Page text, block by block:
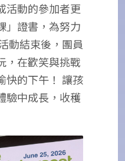
活動的參加者更
」證書，為努力
動結束後，團員
，在歡笑與挑戰
快的下午！ 讓孩
驗中成長，收穫